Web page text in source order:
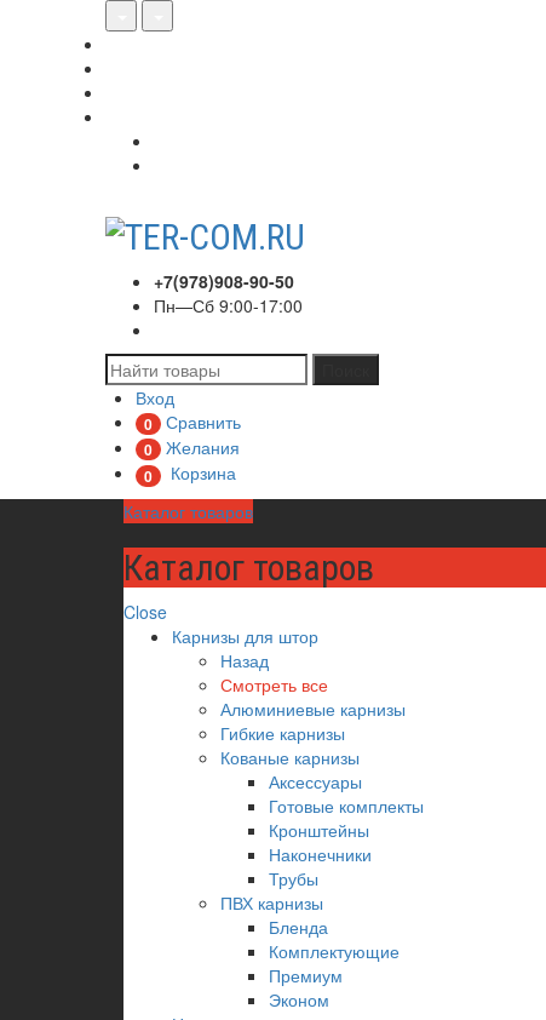
+7(978)908-90-50
Пн—Сб 9:00-17:00
Вход
0 Сравнить
0 Желания
0
Корзина
Каталог товаров
Каталог товаров
Close
Карнизы для штор
Назад
Смотреть все
Алюминиевые карнизы
Гибкие карнизы
Кованые карнизы
Аксессуары
Готовые комплекты
Кронштейны
Наконечники
Трубы
ПВХ карнизы
Бленда
Комплектующие
Премиум
Эконом